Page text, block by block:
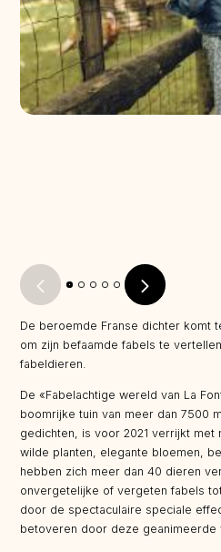
De beroemde Franse dichter komt
om zijn befaamde fabels te
fabeldieren.
De «Fabelachtige wereld van La
boomrijke tuin van meer dan 7500
gedichten, is voor 2021 verrijkt met
wilde planten, elegante bloemen,
hebben zich meer dan 40 dieren
onvergetelijke of vergeten fabels
door de spectaculaire speciale
betoveren door deze geanimeerde